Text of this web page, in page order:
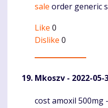
sale order generic
Like 0
Dislike 0
Mkoszv - 2022-05-
Komentaras
cost amoxil 500mg -